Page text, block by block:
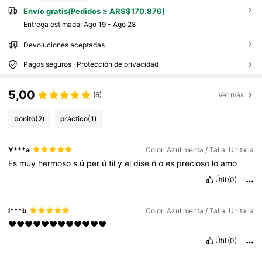
Envío gratis(Pedidos ≥ ARS$170.876)
Entrega estimada: Ago 19 - Ago 28
Devoluciones aceptadas
Pagos seguros · Protección de privacidad
5,00 (6) Ver más
bonito(2) práctico(1)
Y***a Color: Azul menta / Talla: Unitalla
Es muy hermosos ú per útilyeldise ñoes precioso loamo
Útil (0)
l***b Color: Azul menta / Talla: Unitalla
❤️❤️❤️❤️❤️❤️❤️❤️❤️❤️❤️❤️
Útil (0)